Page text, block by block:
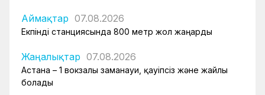
Аймақтар 07.08.2026
Екпінді станциясында 800 метр жол жаңарды
Жаңалықтар 07.08.2026
Астана – 1 вокзалы заманауи, қауіпсіз және жайлы
болады